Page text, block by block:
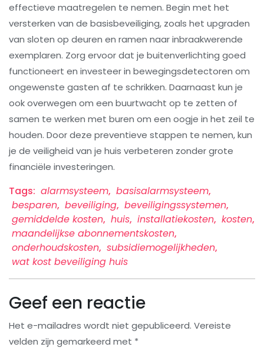
effectieve maatregelen te nemen. Begin met het
versterken van de basisbeveiliging, zoals het upgraden
van sloten op deuren en ramen naar inbraakwerende
exemplaren. Zorg ervoor dat je buitenverlichting goed
functioneert en investeer in bewegingsdetectoren om
ongewenste gasten af te schrikken. Daarnaast kun je
ook overwegen om een buurtwacht op te zetten of
samen te werken met buren om een oogje in het zeil te
houden. Door deze preventieve stappen te nemen, kun
je de veiligheid van je huis verbeteren zonder grote
financiële investeringen.
Tags: alarmsysteem, basisalarmsysteem,
besparen, beveiliging, beveiligingssystemen,
gemiddelde kosten, huis, installatiekosten, kosten,
maandelijkse abonnementskosten,
onderhoudskosten, subsidiemogelijkheden,
wat kost beveiliging huis
Geef een reactie
Het e-mailadres wordt niet gepubliceerd. Vereiste
velden zijn gemarkeerd met *